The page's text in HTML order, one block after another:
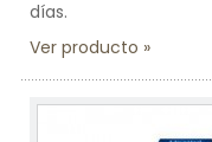
días.
Ver producto